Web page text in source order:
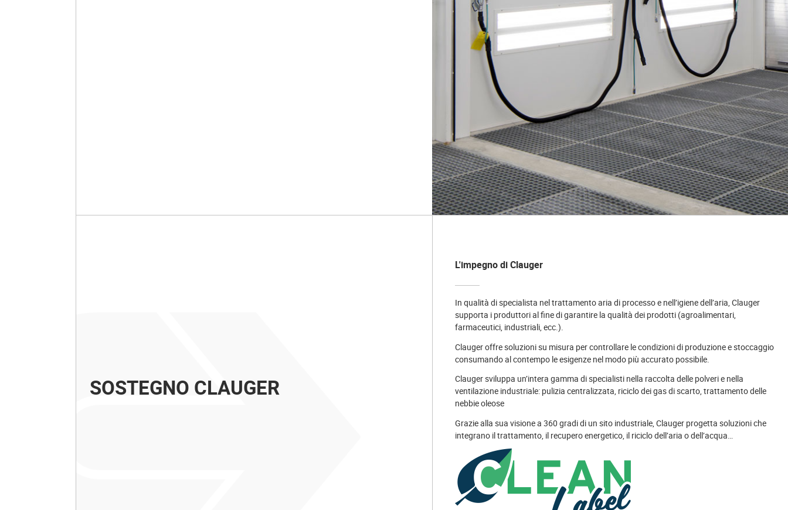
SOSTEGNO CLAUGER
L'impegno di Clauger
In qualità di specialista nel trattamento aria di processo e nell’igiene dell’aria, Clauger
supporta i produttori al fine di garantire la qualità dei prodotti (agroalimentari,
farmaceutici, industriali, ecc.).
Clauger offre soluzioni su misura per controllare le condizioni di produzione e stoccaggio
consumando al contempo le esigenze nel modo più accurato possibile.
Clauger sviluppa un’intera gamma di specialisti nella raccolta delle polveri e nella
ventilazione industriale: pulizia centralizzata, riciclo dei gas di scarto, trattamento delle
nebbie oleose
Grazie alla sua visione a 360 gradi di un sito industriale, Clauger progetta soluzioni che
integrano il trattamento, il recupero energetico, il riciclo dell’aria o dell’acqua…